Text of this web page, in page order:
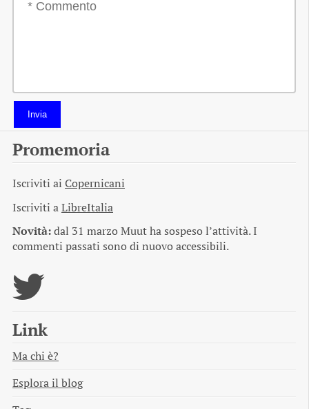
Invia
Promemoria
Iscriviti ai Copernicani
Iscriviti aLibreItalia
Novità:dal 31 marzo Muut ha sospeso l’attività. I
commenti passati sono di nuovo accessibili.
Link
Ma chi è?
Esplora il blog